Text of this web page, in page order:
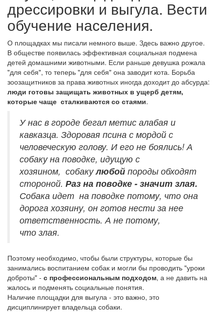
дрессировки и выгула. Вести
обучение населения.
О площадках мы писали немного выше. Здесь важно другое.
В обществе появилась эффективная социальная подмена
детей домашними животными. Если раньше девушка рожала
"для себя", то теперь "для себя" она заводит кота. Борьба
зоозащитников за права животных иногда доходит до абсурда:
люди готовы защищать животных в ущерб детям,
которые чаще сталкиваются со стаями.
У нас в городе бегал метис алабая и
кавказца. Здоровая псина с мордой с
человеческую голову. И его не боялись! А
собаку на поводке, идущую с
хозяином, собакулюбой породы обходят
стороной. Раз на поводке - значит злая.
Собака идет на поводке потому, что она
дорога хозяину, он готов нести за нее
ответственность. А не потому,
что злая.
Поэтому необходимо, чтобы были структуры, которые бы
занимались воспитанием собак и могли бы проводить "уроки
доброты" - с профессиональным подходом, а не давить на
жалось и подменять социальные понятия.
Наличие площадки для выгула - это важно, это
дисциплинирует владельца собаки.